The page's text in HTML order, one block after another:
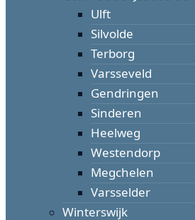
Ulft
Silvolde
Terborg
Varsseveld
Gendringen
Sinderen
Heelweg
Westendorp
Megchelen
Varsselder
Winterswijk